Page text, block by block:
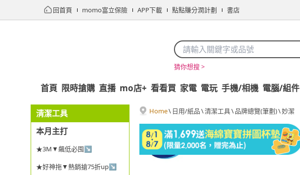
回首頁 momo富立保險 APP下載 點點賺分潤計劃 書店
猜你想搜 >
首頁 限時搶購 直播 mo店+ 看看買 家電 電玩 手機/相機 電腦/組件
清潔工具
本月主打
★3M▼飆低必囤↘
★好神拖▼熱銷搶75折up↘
Home\ 日用/紙品\清潔工具\品牌總覽(筆劃)\妙潔